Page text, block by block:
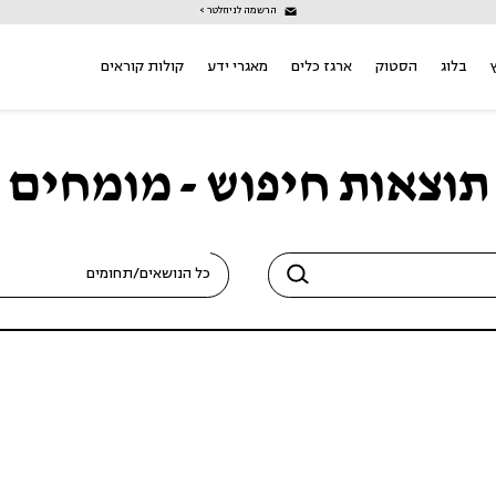
הרשמה לניוזלטר >
בלוג הסטוק ארגז כלים מאגרי ידע קולות קוראים
תוצאות חיפוש - מומחים
כל הנושאים/תחומים